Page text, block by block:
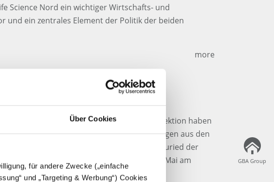
Über Cookies
für andere Zwecke („einfache
und „Targeting & Werbung“) Cookies
GBA Group
Science Nord ein wichtiger Wirtschafts- und
und ein zentrales Element der Politik der beiden
more
und erfolgreicher GMP-Inspektion haben
und alle Kolleginnen und Kollegen aus den
Standorten arbeiten nun am Standort Neuried der
Wir freuen uns darauf, unsere Kunden ab Mai am
zu dürfen.
GBA Group